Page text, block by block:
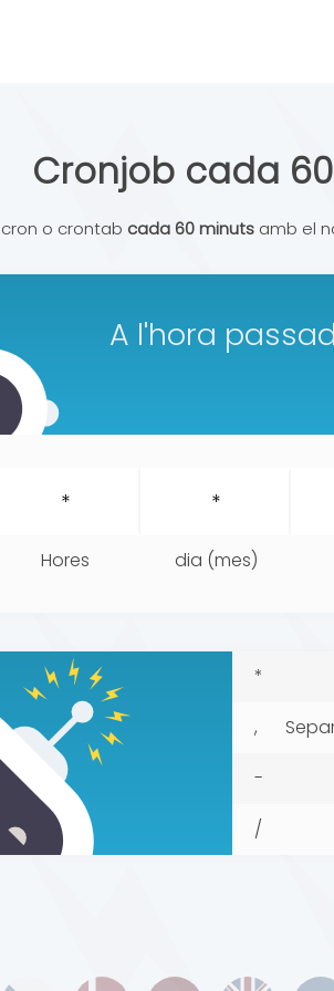
Cronjob cada
o crontab cada 60 minutsamb el
A l'hora
Hores dia (mes)
*
,
-
/